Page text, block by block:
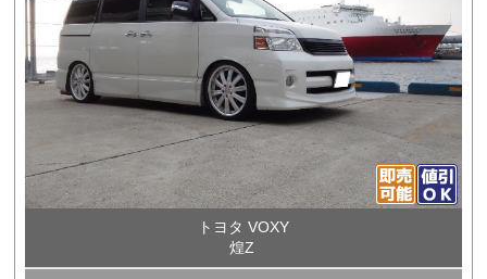
トヨタ VOXY
煌Z